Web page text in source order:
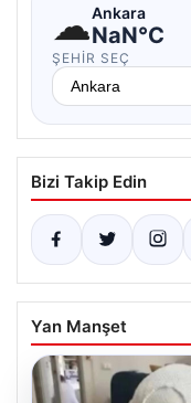
☁Ankara
NaN°C
ŞEHIR SEÇ
Bizi Takip Edin
Yan Manşet